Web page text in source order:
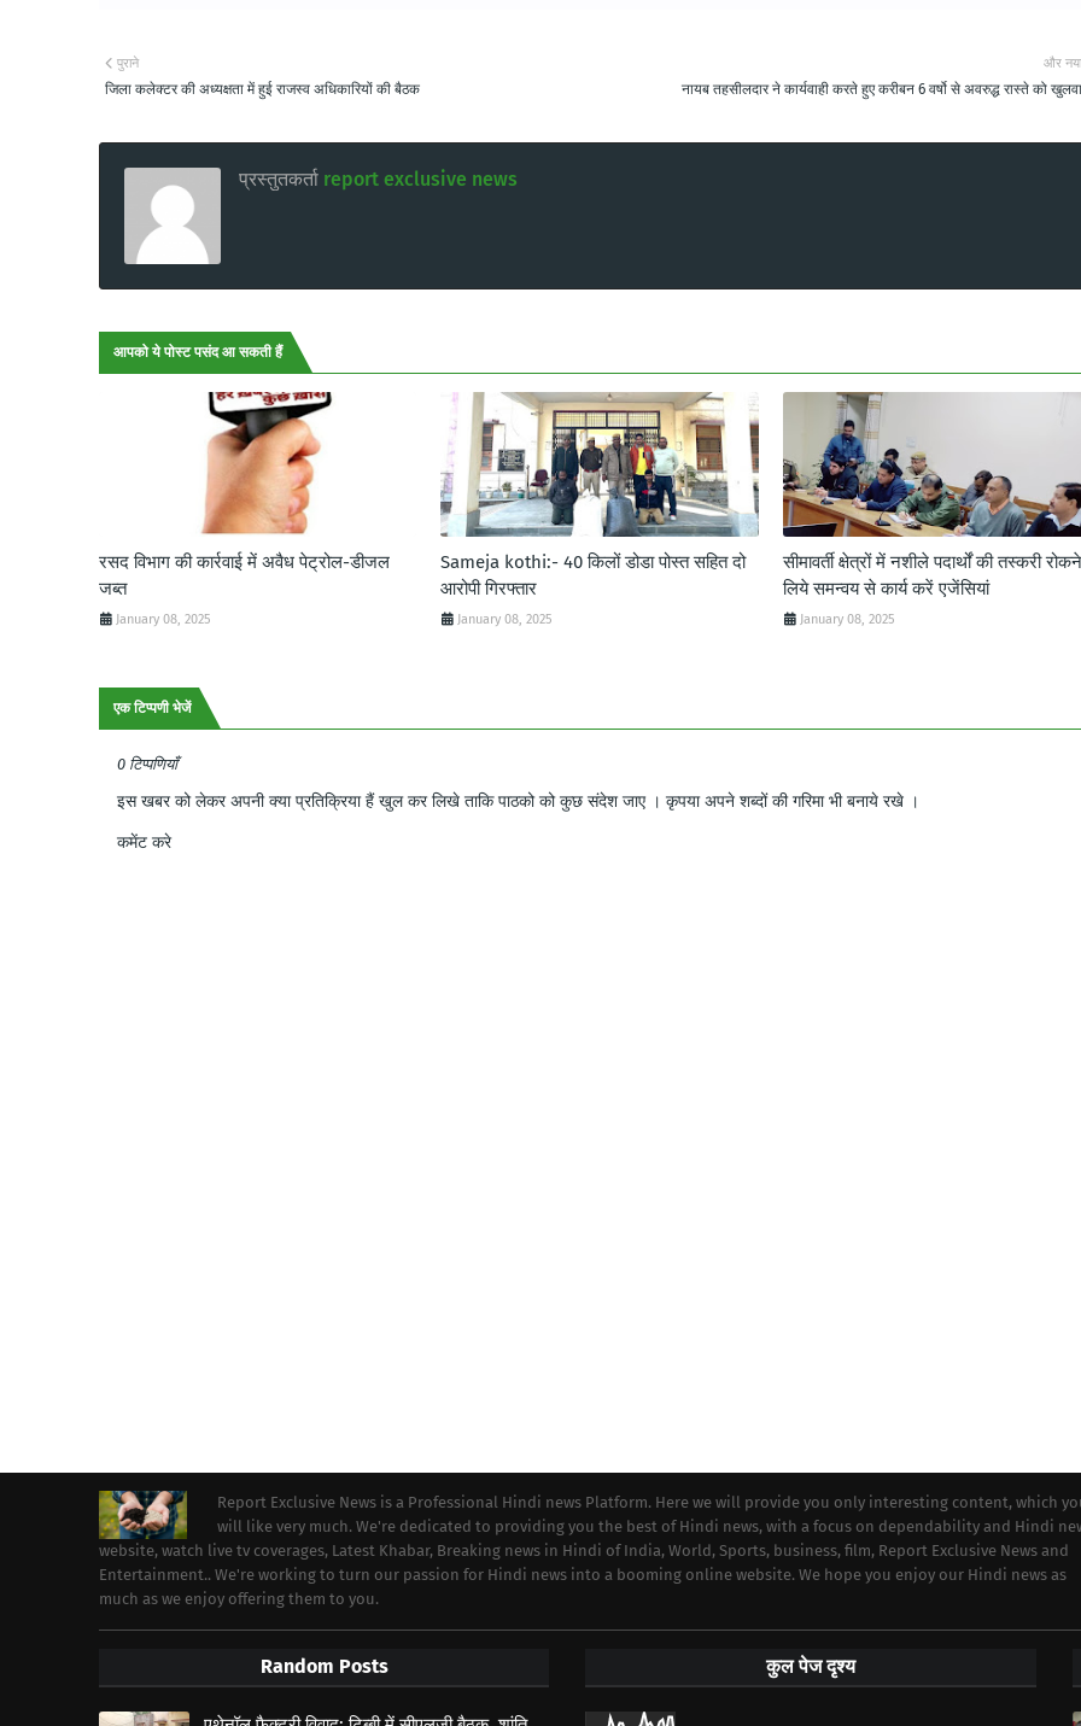
और नया
नायब तहसीलदार ने कार्यवाही करते हुए करीबन 6 वर्षो से अवरुद्ध रास्ते को
पुराने
जिला कलेक्टर की अध्यक्षता में हुई राजस्व अधिकारियों की बैठक
प्रस्तुतकर्ता report exclusive news
आपको ये पोस्ट पसंद आ सकती हैं
रसद विभाग की कार्रवाई में अवैध पेट्रोल-डीजल
जब्त
January 08, 2025
Sameja kothi:- 40 किलों डोडा पोस्त सहित दो
आरोपी गिरफ्तार
January 08, 2025
सीमावर्ती क्षेत्रों में नशीले पदार्थों की तस्करी
लिये समन्वय से कार्य करें एजेंसियां
January 08, 2025
एक टिप्पणी भेजें
0 टिप्पणियाँ
इस खबर को लेकर अपनी क्या प्रतिक्रिया हैं खुल कर लिखे ताकि पाठको को कुछ संदेश जाए । कृपया अपने शब्दों की गरिमा भी बनाये रखे ।
कमेंट करे
Report Exclusive News is a Professional Hindi news Platform. Here we will provide you only interesting content, which
will like very much. We're dedicated to providing you the best of Hindi news, with a focus on dependability and Hindi
website, watch live tv coverages, Latest Khabar, Breaking news in Hindi of India, World, Sports, business, film, Report Exclusive News and
Entertainment.. We're working to turn our passion for Hindi news into a booming online website. We hope you enjoy our Hindi news as
much as we enjoy offering them to you.
Random Posts कुल पेज दृश्य